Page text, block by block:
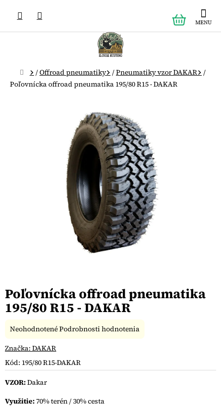
obsah
KOŠÍK
Domov
/Offroad pneumatiky /Pneumatiky vzor DAKAR /
Poľovnícka offroad pneumatika 195/80 R15 - DAKAR
Poľovnícka offroad pneumatika
195/80 R15 - DAKAR
Kód: 195/80 R15-DAKAR
VZOR:Dakar
Využitie:70% terén / 30% cesta
Priemerné
produktu
0,0
5
NeohodnotenéPodrobnosti hodnotenia
Značka: DAKAR